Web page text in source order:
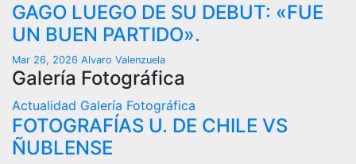
GAGO LUEGO DE SU DEBUT: «FUE
UN BUEN PARTIDO».
Mar 26, 2026 Alvaro Valenzuela
Galería Fotográfica
Actualidad Galería Fotográfica
FOTOGRAFÍAS U. DE CHILE VS
ÑUBLENSE